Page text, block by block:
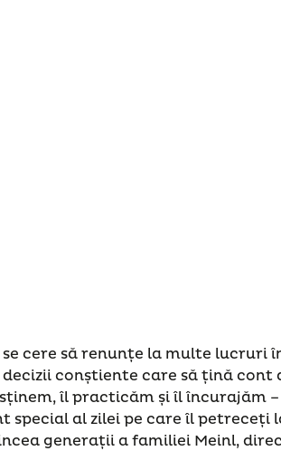
cere să renunțe la multe lucruri
conștiente care să țină cont
îl practicăm și îl încurajăm
special al zilei pe care îl petreceți
generații a familiei Meinl,